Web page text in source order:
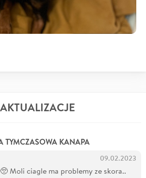
AKTUALIZACJE
TYMCZASOWA KANAPA
09.02.2023
Moli ciagle ma problemy ze skora..